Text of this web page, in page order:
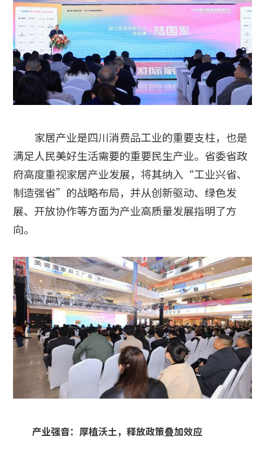
家居产业是四川消费品工业的重要支柱，也是
满足人民美好生活需要的重要民生产业。省委省政
府高度重视家居产业发展，将其纳入“工业兴省、
制造强省”的战略布局，并从创新驱动、绿色发
展、开放协作等方面为产业高质量发展指明了方
向。
产业强音：厚植沃土，释放政策叠加效应